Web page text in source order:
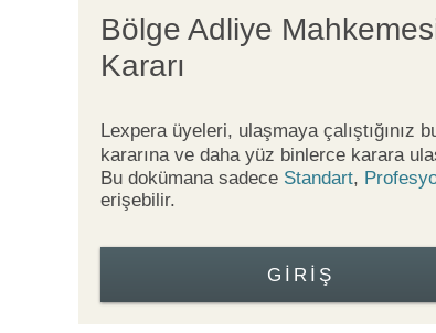
Bölge Adliye
Kararı
Lexpera üyeleri, ulaşmaya
kararına ve daha yüz binlerce karara
Bu dokümana sadece Standart,
erişebilir.
GIRIŞ